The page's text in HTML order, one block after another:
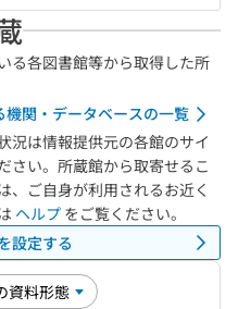
る各図書館等から取得した所
機関・データベースの一覧
況は情報提供元の各館のサイ
さい。所蔵館から取寄せるこ
、ご自身が利用されるお近く
ヘルプ をご覧ください。
設定する